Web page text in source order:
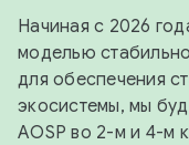
Начиная с 2026
моделью
для обеспечения
экосистемы, мы
AOSP во 2-м и 4-м